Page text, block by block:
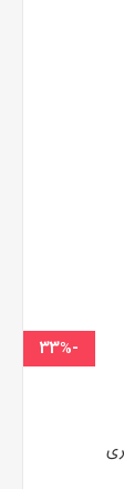
-33%